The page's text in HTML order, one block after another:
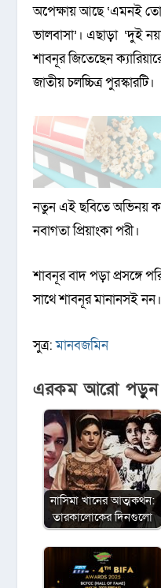
অপেক্ষায় আছে ‘এমনই
ভালবাসা’। এছাড়া ‘দুই
শাবনূর জিতেছেন
জাতীয় চলচ্চিত্র পুরস্কারটি।
নতুন এই ছবিতে অভিনয়
নবাগতা প্রিয়াংকা পরী।
শাবনূর বাদ পড়া প্রসঙ্গে
সাথে শাবনূর মানানসই নন।
সুত্র:মানবজমিন
এরকম আরো
নাসিমা খানের আত্মকথন:
তারকালোকের দিনগুলো